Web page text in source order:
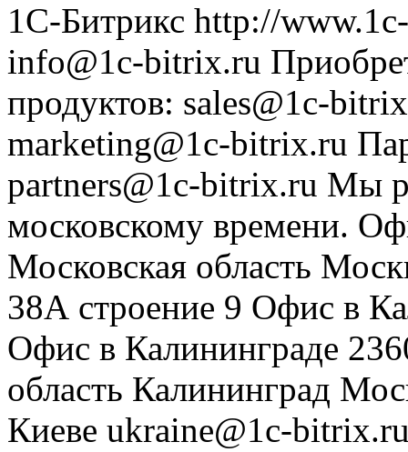
1С-Битрикс http://
info@1c-bitrix.ru
продуктов: sales@1c-
marketing@1c-bitrix.ru
partners@1c-bitrix.ru Мы
московскому времени.
Московская область
38А строение 9 Офис в
Офис в Калининграде
область Калининград
Киеве ukraine@1c-